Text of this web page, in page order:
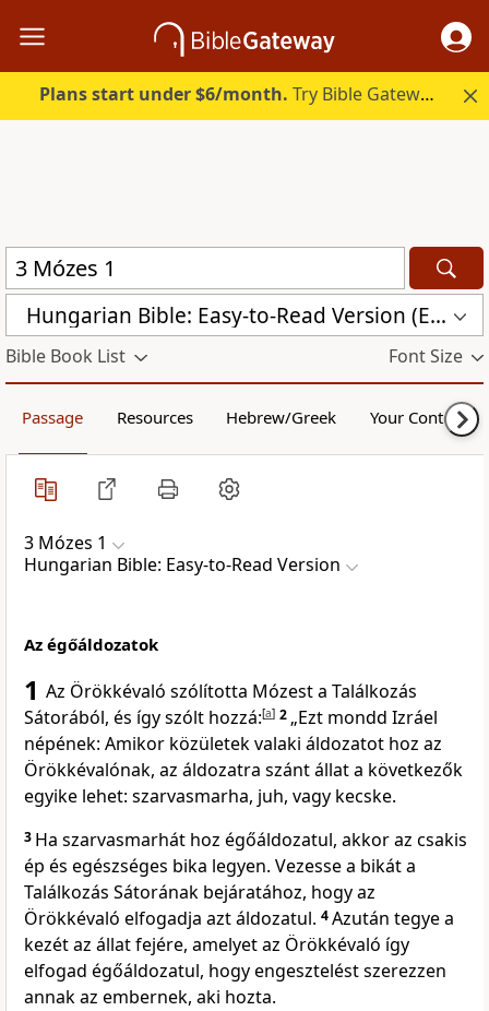
Plans start under $6/month. Try Bible Gateway Plus.
Hungarian Bible: Easy-to-Read Version (ERV-HU)
Bible Book List Font Size
Passage Resources Hebrew/Greek Your Content
3 Mózes 1
Hungarian Bible: Easy-to-Read Version
Az égőáldozatok
1 Az Örökkévaló szólította Mózest a Találkozás
Sátorából, és így szólt hozzá:[a] 2 „Ezt mondd Izráel
népének: Amikor közületek valaki áldozatot hoz az
Örökkévalónak, az áldozatra szánt állat a következők
egyike lehet: szarvasmarha, juh, vagy kecske.
3 Ha szarvasmarhát hoz égőáldozatul, akkor az csakis
ép és egészséges bika legyen. Vezesse a bikát a
Találkozás Sátorának bejáratához, hogy az
Örökkévaló elfogadja azt áldozatul. 4Azután tegye a
kezét az állat fejére, amelyet az Örökkévaló így
elfogad égőáldozatul, hogy engesztelést szerezzen
annak az embernek, aki hozta.